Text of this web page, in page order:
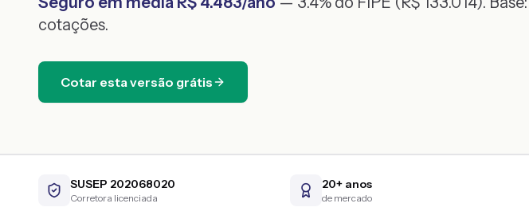
cotações.
Cotar esta versão grátis
SUSEP 202068020
Corretora licenciada
20+ anos
de mercado